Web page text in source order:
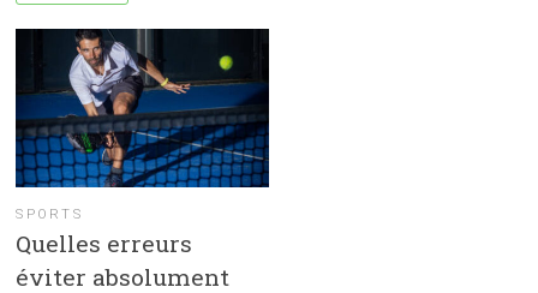
SPORTS
Quelles erreurs
éviter absolument